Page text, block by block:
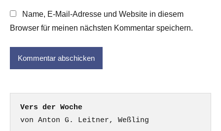
Name, E-Mail-Adresse und Website in diesem
Browser für meinen nächsten Kommentar speichern.
Vers der Woche